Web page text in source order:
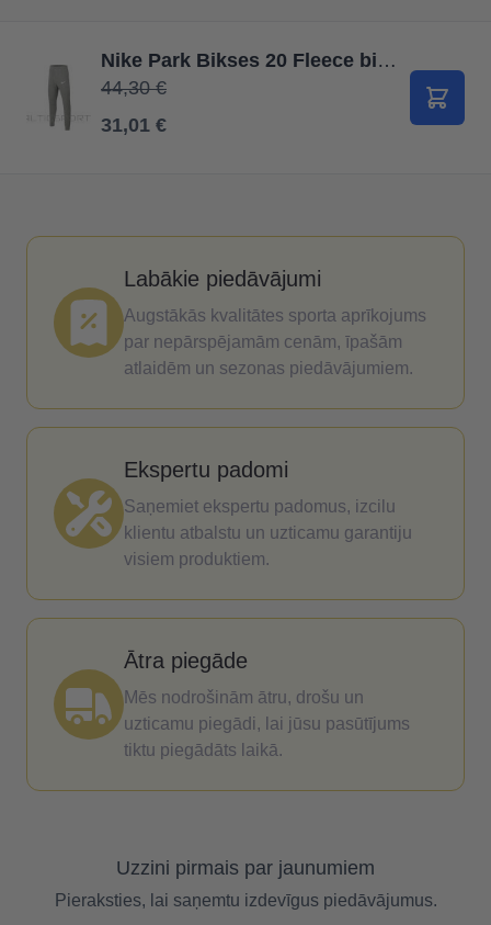
Nike Park Bikses 20 Fleece bikses Junior CW6906 071 / Pelēka / XL (158-170cm)
44,30 €
31,01 €
Labākie piedāvājumi
Augstākās kvalitātes sporta aprīkojums
par nepārspējamām cenām, īpašām
atlaidēm un sezonas piedāvājumiem.
Ekspertu padomi
Saņemiet ekspertu padomus, izcilu
klientu atbalstu un uzticamu garantiju
visiem produktiem.
Ātra piegāde
Mēs nodrošinām ātru, drošu un
uzticamu piegādi, lai jūsu pasūtījums
tiktu piegādāts laikā.
Uzzini pirmais par jaunumiem
Pieraksties, lai saņemtu izdevīgus piedāvājumus.